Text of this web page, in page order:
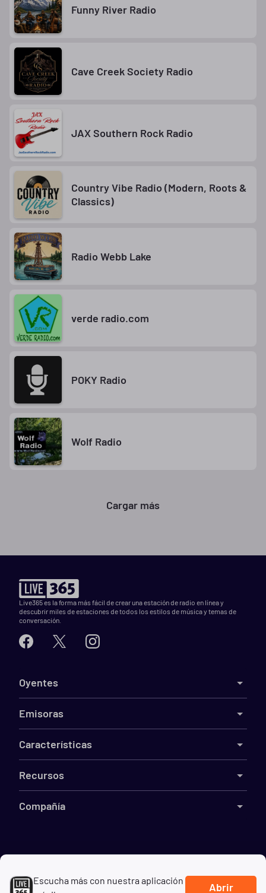
Escucha más con nuestra aplicación
Abrir
Funny River Radio
Cave Creek Society Radio
JAX Southern Rock Radio
Country Vibe Radio (Modern, Roots &
Classics)
Radio Webb Lake
verde radio.com
POKY Radio
Wolf Radio
Cargar más
Live365 es la forma más fácil de crear una estación de radio en línea y
descubrir miles de estaciones de todos los estilos de música y temas de
conversación.
Oyentes
Emisoras
Características
Recursos
Compañía
TérminosDMCAPrivacidad CookiesNo vender mi información